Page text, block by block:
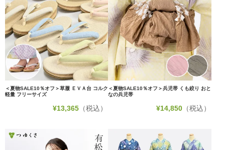
＜夏物SALE10％オフ＞草履 ＥＶＡ台 コルク
軽量 フリーサイズ
¥13,365 （税込）
＜夏物SALE10％オフ＞兵児帯 くも絞り おと
なの兵児帯
¥14,850（税込）